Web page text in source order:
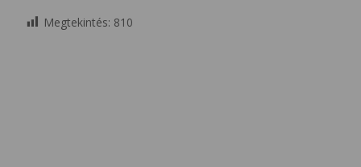
Megtekintés: 810